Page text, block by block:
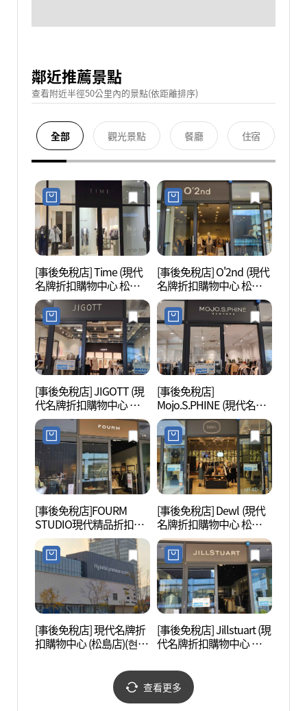
鄰近推薦景點
查看附近半徑50公里內的景點(依距離排序)
全部 觀光景點 餐廳 住宿
[事後免稅店] Time (現代
名牌折扣購物中心 松島
店)(타임 현대프리미엄아
울렛 송도점)
[事後免稅店] O'2nd (現代
名牌折扣購物中心 松島
店)(오즈세컨 현대프리미
엄아울렛 송도점)
[事後免稅店] JIGOTT (現
代名牌折扣購物中心 松
島店)(지고트 현대프리미
엄아울렛 송도점)
[事後免稅店]
Mojo.S.PHINE (現代名牌
折扣購物中心 松島店)(모
조에스핀 현대프리미엄
아울렛 송도점)
[事後免稅店]FOURM
STUDIO現代精品折扣購
物中心松島店(폼 스튜디
오 현대프리미엄아울렛
송도점)
[事後免稅店] Dewl (現代
名牌折扣購物中心 松島
店)(듀엘 현대프리미엄아
울렛 송도점)
[事後免稅店] 現代名牌折
扣購物中心 (松島店)(현대
[事後免稅店] Jillstuart (現
代名牌折扣購物中心 松
리미엄아울렛 송도점)
查看更多